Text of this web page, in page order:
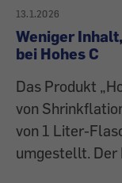
13.1.2026
Weniger
bei Hohes C
Das Produkt
von
von 1 Liter-
umgestellt. Der